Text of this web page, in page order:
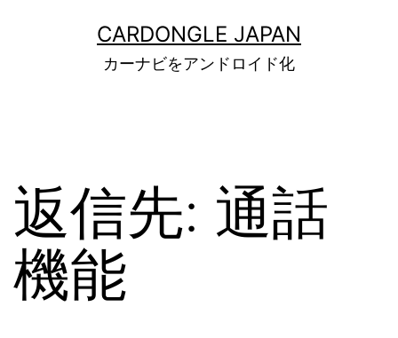
CARDONGLE JAPAN
カーナビをアンドロイド化
返信先: 通話
機能